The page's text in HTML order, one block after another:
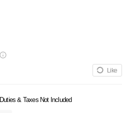
Like
Duties & Taxes Not Included